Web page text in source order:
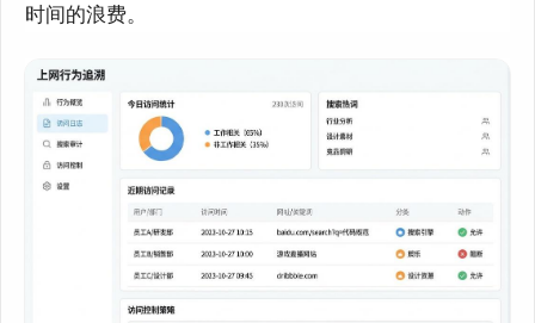
时间的浪费。